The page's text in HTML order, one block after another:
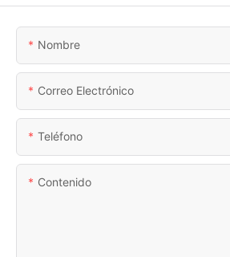
Nombre
Correo Electrónico
Teléfono
Contenido